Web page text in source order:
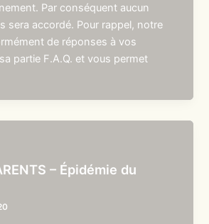
Par conséquent aucun
sera accordé. Pour rappel, notre
de réponses à vos
partie F.A.Q. et vous permet
– Épidémie du